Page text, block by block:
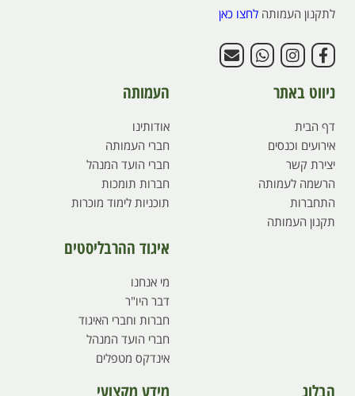
לתקנון העמותה לחצו כאן
ניווט באתר
דף הבית
אירועים וכנסים
יצירת קשר
הרשמה לעמותה
התחברות
תקנון העמותה
העמותה
אודותינו
חברי העמותה
חברי הועד המנהל
חברות תומכות
תוכניות לימוד מוכרות
איגוד ההרבליסטים
מי אנחנו
דבר היו"ר
חברות וחברי האיגוד
חברי הועד המנהל
אינדקס מטפלים
הבלוג מידע מקצועי